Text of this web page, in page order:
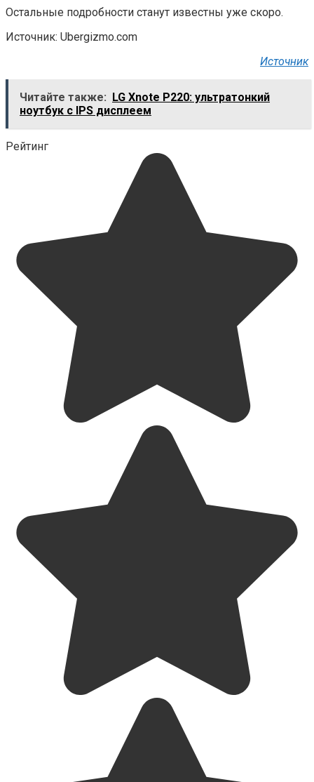
Остальные подробности станут известны уже скоро.
Источник: Ubergizmo.com
Источник
Читайте также: LG Xnote P220: ультратонкий
ноутбук с IPS дисплеем
Рейтинг